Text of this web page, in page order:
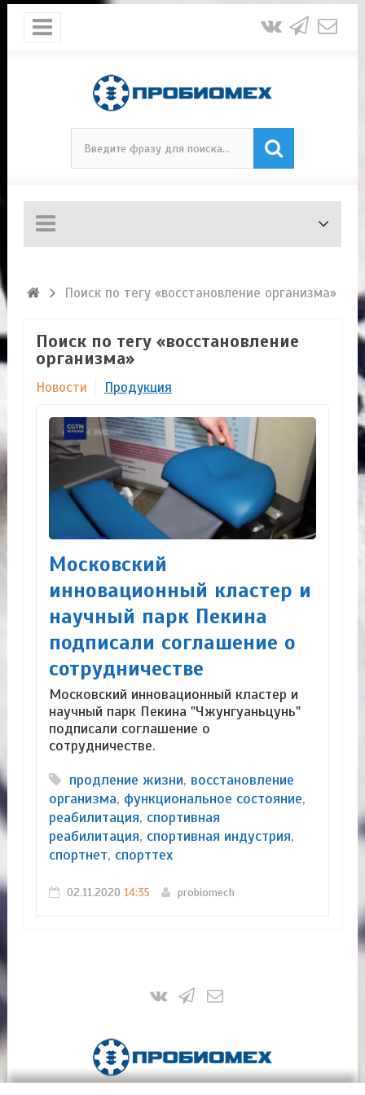
Поиск по тегу «восстановление организма»
Поиск по тегу «восстановление
организма»
Новости Продукция
Московский
инновационный кластер и
научный парк Пекина
подписали соглашение о
сотрудничестве
Московский инновационный кластер и
научный парк Пекина "Чжунгуаньцунь"
подписали соглашение о
сотрудничестве.
продление жизни, восстановление
организма, функциональное состояние,
реабилитация, спортивная
реабилитация, спортивная индустрия,
спортнет, спорттех
02.11.2020 14:35 probiomech